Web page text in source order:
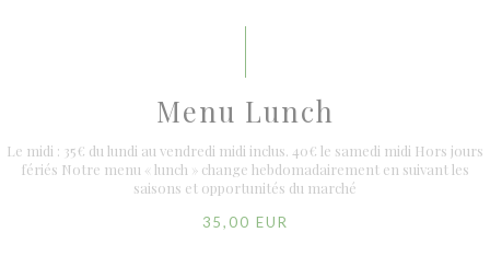
Menu Lunch
Le midi : 35€ du lundi au vendredi midi inclus. 40€ le samedi midi Hors jours
fériés Notre menu « lunch » change hebdomadairement en suivant les
saisons et opportunités du marché
35,00 EUR